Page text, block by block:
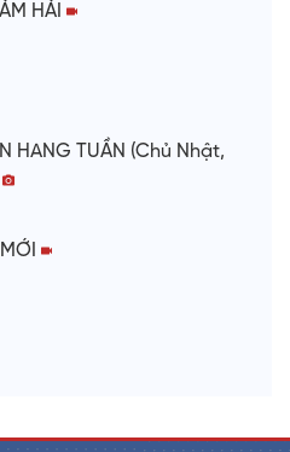
HẢI
HANG TUẦN (Chủ Nhật,